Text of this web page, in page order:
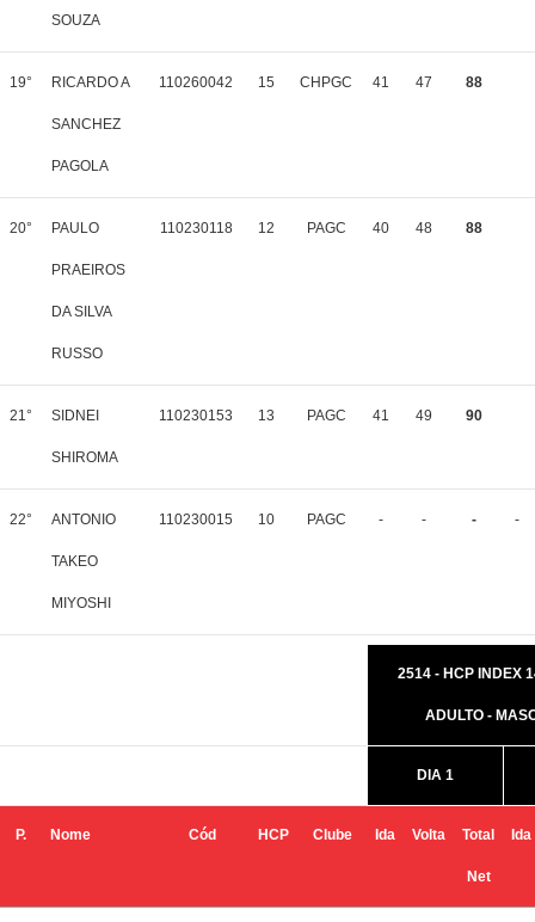
SOUZA
19° RICARDO A
SANCHEZ
PAGOLA
110260042 15 CHPGC 41 47 88
20° PAULO
PRAEIROS
DA SILVA
RUSSO
110230118 12 PAGC 40 48 88
21° SIDNEI
SHIROMA
110230153 13 PAGC 41 49 90
22° ANTONIO
TAKEO
MIYOSHI
110230015 10 PAGC - - - -
2514 - HCP INDEX
ADULTO -
DIA 1
P. Nome Cód HCP Clube Ida Volta Total
Net
Ida